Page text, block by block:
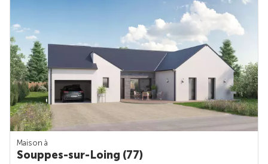
Maison à
Souppes-sur-Loing (77)